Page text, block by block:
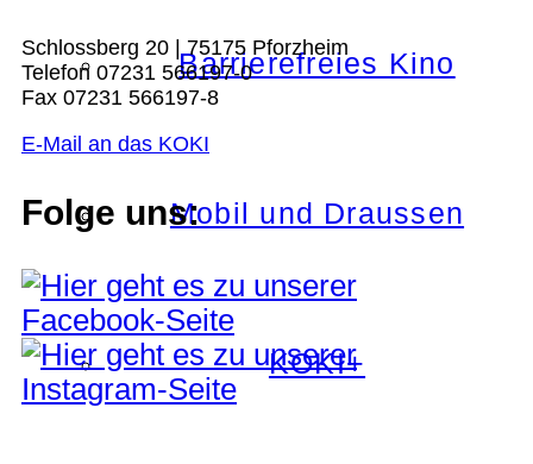
Barrierefreies Kino
Mobil und Draussen
KOKI+
Schlossberg 20 | 75175 Pforzheim
Telefon 07231 566197-0
Fax 07231 566197-8
E-Mail an das KOKI
Folge uns: